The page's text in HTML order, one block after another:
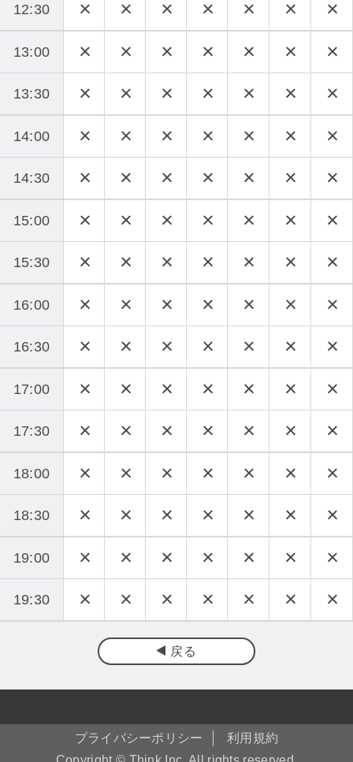
12:30
13:00
13:30
14:00
14:30
15:00
15:30
16:00
16:30
17:00
17:30
18:00
18:30
19:00
19:30
戻る
プライバシーポリシー
利用規約